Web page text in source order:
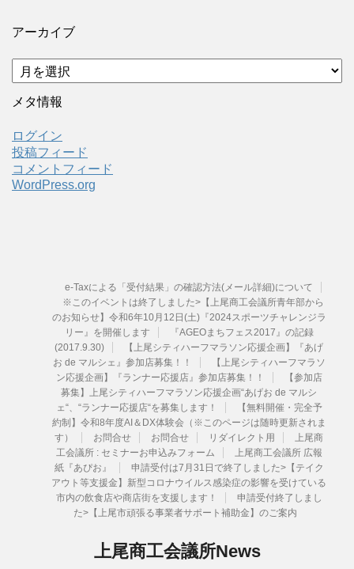
アーカイブ
ア
ー
カ
ブ
メタ情報
ログイン
投稿フィード
コメントフィード
WordPress.org
e-Taxによる「受付結果」の確認方法(メール詳細)について
※このイベントは終了しました>【上尾商工会議所青年部から
のお知らせ】令和6年10月12日(土)『2024スポーツチャレンジラ
リー』を開催します
『AGEOまちフェス2017』の記録
(2017.9.30)
【上尾シティハーフマラソン応援企画】『あげ
お de マルシェ』参加店募集！！
【上尾シティハーフマラソ
ン応援企画】『ランナー応援店』参加店募集！！
【参加店
募集】上尾シティハーフマラソン応援企画“あげお de マルシ
ェ“、“ランナー応援店“を募集します！
【無料開催・完全予
約制】令和8年度AI＆DX体験会（※このページは随時更新されま
す）
お問合せ お問合せ リダイレクト用
上尾商
工会議所 : セミナーお申込みフォーム
上尾商工会議所 広報
紙『あぴお』
申請受付は7月31日で終了しました>【テイク
アウト等支援金】新型コロナウイルス感染症の影響を受けている
市内の飲食店や商店街を支援します！
申請受付終了しまし
た>【上尾市頑張る事業者サポート補助金】のご案内
上尾商工会議所News